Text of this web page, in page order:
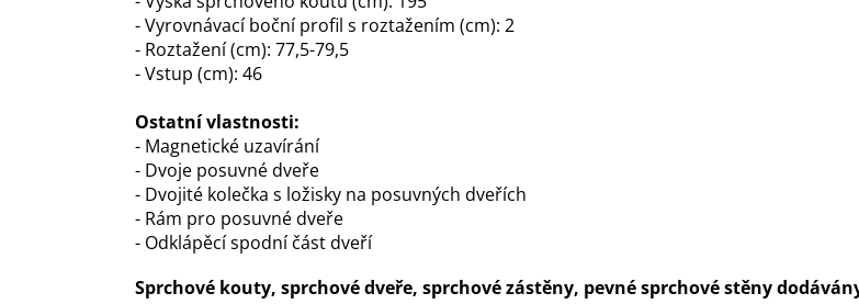
- Vyrovnávací boční profil s roztažením (cm): 2
- Roztažení (cm): 77,5-79,5
- Vstup (cm): 46
Ostatní vlastnosti:
- Magnetické uzavírání
- Dvoje posuvné dveře
- Dvojité kolečka s ložisky na posuvných dveřích
- Rám pro posuvné dveře
- Odklápěcí spodní část dveří
Sprchové kouty, sprchové dveře, sprchové zástěny, pevné sprchové stěny dodávány